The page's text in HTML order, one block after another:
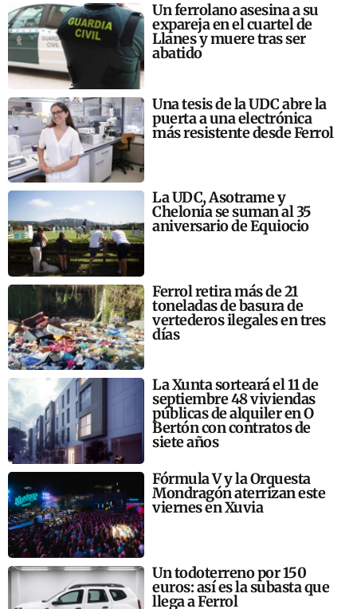
Un ferrolano asesina a su
expareja en el cuartel de
Llanes y muere tras ser
abatido
Una tesis de la UDC abre la
puerta a una electrónica
más resistente desde Ferrol
La UDC, Asotrame y
Chelonia se suman al 35
aniversario de Equiocio
Ferrol retira más de 21
toneladas de basura de
vertederos ilegales en tres
días
La Xunta sorteará el 11 de
septiembre 48 viviendas
públicas de alquiler en O
Bertón con contratos de
siete años
Fórmula V y la Orquesta
Mondragón aterrizan este
viernes en Xuvia
Un todoterreno por 150
euros: así es la subasta que
llega a Ferrol